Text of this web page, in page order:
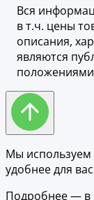
Вся
в т.ч. цены
описания,
являются
положениями
Мы используем
удобнее для
Подробнее — в